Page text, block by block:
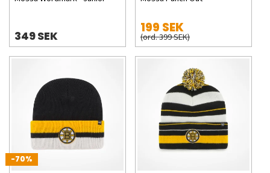
349 SEK
199 SEK
(ord. 399 SEK)
-70%